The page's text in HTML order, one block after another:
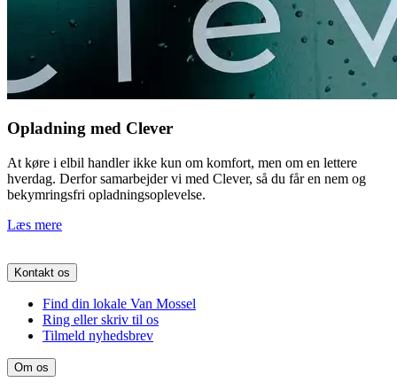
Opladning med Clever
At køre i elbil handler ikke kun om komfort, men om en lettere
hverdag. Derfor samarbejder vi med Clever, så du får en nem og
bekymringsfri opladningsoplevelse.
Læs mere
Kontakt os
Find din lokale Van Mossel
Ring eller skriv til os
Tilmeld nyhedsbrev
Om os